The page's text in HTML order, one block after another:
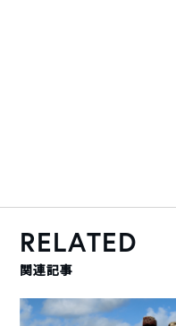
RELATED
関連記事